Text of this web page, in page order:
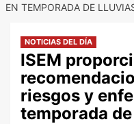
EN TEMPORADA DE
NOTICIAS DEL DÍA
ISEM
riesgos y
temporada